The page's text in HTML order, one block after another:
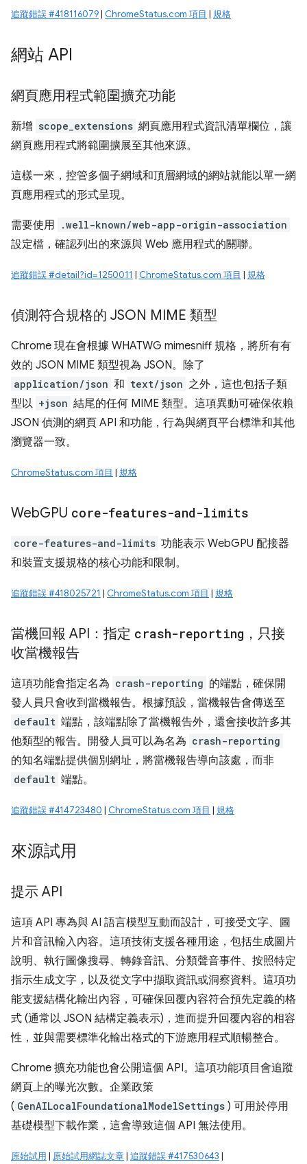
追蹤錯誤 #418116079| ChromeStatus.com 項目 | 規格
網站 API
網頁應用程式範圍擴充功能
新增 scope_extensions 網頁應用程式資訊清單欄位，讓
網頁應用程式將範圍擴展至其他來源。
這樣一來，控管多個子網域和頂層網域的網站就能以單一網
頁應用程式的形式呈現。
需要使用 .well-known/web-app-origin-association
設定檔，確認列出的來源與 Web 應用程式的關聯。
追蹤錯誤 #detail?id=1250011 | ChromeStatus.com 項目 | 規格
偵測符合規格的 JSON MIME 類型
Chrome 現在會根據 WHATWG mimesniff 規格，將所有有
效的 JSON MIME 類型視為 JSON。除了
application/json 和 text/json 之外，這也包括子類
型以 +json 結尾的任何 MIME 類型。這項異動可確保依賴
JSON 偵測的網頁 API 和功能，行為與網頁平台標準和其他
瀏覽器一致。
ChromeStatus.com 項目 | 規格
WebGPU core-features-and-limits
core-features-and-limits 功能表示 WebGPU 配接器
和裝置支援規格的核心功能和限制。
追蹤錯誤 #418025721 | ChromeStatus.com 項目 | 規格
當機回報 API：指定 crash-reporting ，只接
收當機報告
這項功能會指定名為 crash-reporting 的端點，確保開
發人員只會收到當機報告。根據預設，當機報告會傳送至
default 端點，該端點除了當機報告外，還會接收許多其
他類型的報告。開發人員可以為名為 crash-reporting
的知名端點提供個別網址，將當機報告導向該處，而非
default 端點。
追蹤錯誤 #414723480 | ChromeStatus.com 項目 | 規格
來源試用
提示 API
這項 API 專為與 AI 語言模型互動而設計，可接受文字、圖
片和音訊輸入內容。這項技術支援各種用途，包括生成圖片
說明、執行圖像搜尋、轉錄音訊、分類聲音事件、按照特定
指示生成文字，以及從文字中擷取資訊或洞察資料。這項功
能支援結構化輸出內容，可確保回覆內容符合預先定義的格
式 (通常以 JSON 結構定義表示)，進而提升回覆內容的相容
性，並與需要標準化輸出格式的下游應用程式順暢整合。
Chrome 擴充功能也會公開這個 API。這項功能項目會追蹤
網頁上的曝光次數。企業政策
( GenAILocalFoundationalModelSettings ) 可用於停用
基礎模型下載作業，這會導致這個 API 無法使用。
原始試用 | 原始試用網誌文章| 追蹤錯誤 #417530643 |